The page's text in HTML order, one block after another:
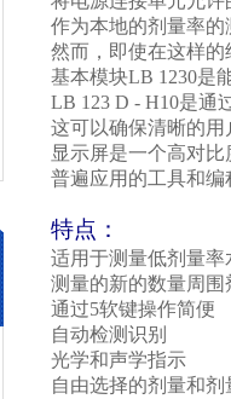
作为本地的剂量率
然而，即使在这样的
基本模块LB 1230是
LB 123 D - H10是通
这可以确保清晰的
显示屏是一个高对
普遍应用的工具和
特点：
适用于测量低剂量
测量的新的数量周
通过5软键操作简便
自动检测识别
光学和声学指示
自由选择的剂量和